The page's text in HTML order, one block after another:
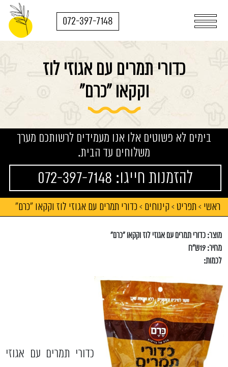
072-397-7148
כדורי תמרים עם אגוזי לוז
וקקאו "כרם"
בימים לא פשוטים אלו אנו מעמידים לרשותכם מערך
משלוחים עד הבית.
להזמנות חייגו: 072-397-7148
ראשי > תפריט > קינוחים > כדורי תמרים עם אגוזי לוז וקקאו "כרם"
מוצר: כדורי תמרים עם אגוזי לוז וקקאו "כרם"
מחיר: 19ש"ח
לכמות:
כדורי תמרים עם אגוזי